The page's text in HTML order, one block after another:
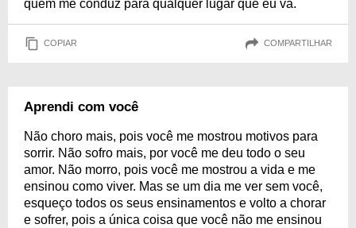
quem me conduz para qualquer lugar que eu vá.
COPIAR COMPARTILHAR
Aprendi com você
Não choro mais, pois você me mostrou motivos para
sorrir. Não sofro mais, por você me deu todo o seu
amor. Não morro, pois você me mostrou a vida e me
ensinou como viver. Mas se um dia me ver sem você,
esqueço todos os seus ensinamentos e volto a chorar
e sofrer, pois a única coisa que você não me ensinou